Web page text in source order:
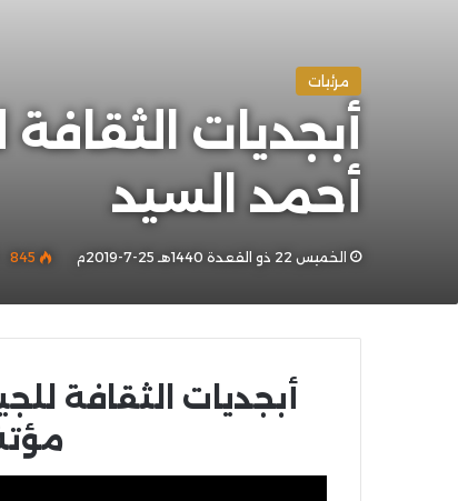
مرئيات
أحمد السيد
الخميس 22 ذو القعدة 1440هـ 25-7-2019م 845